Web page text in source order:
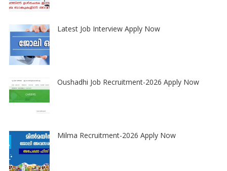
Latest Job Interview Apply Now
Oushadhi Job Recruitment-2026 Apply Now
Milma Recruitment-2026 Apply Now